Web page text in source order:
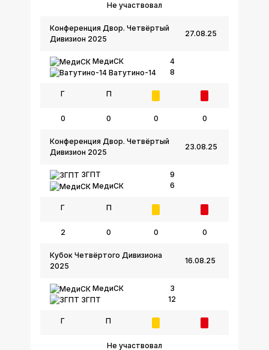
Не участвовал
27.08.25
Конференция Двор. Четвёртый
Дивизион 2025
МедиСК
Ватутино-14
4
8
Г П
0 0 0 0
23.08.25
Конференция Двор. Четвёртый
Дивизион 2025
ЗГПТ
МедиСК
9
6
Г П
2 0 0 0
16.08.25
Кубок Четвёртого Дивизиона
2025
МедиСК
ЗГПТ
3
12
Г П
Не участвовал